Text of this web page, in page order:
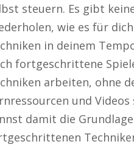
steuern. Es gibt
wie es für
in deinem
fortgeschrittene
arbeiten, ohne
und
damit die